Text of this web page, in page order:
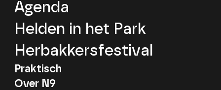
Agenda
Helden in het Park
Herbakkersfestival
Praktisch
Over N9